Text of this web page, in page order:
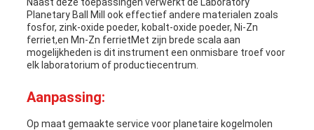
Planetary Ball Mill ook effectief andere materialen zoals
fosfor, zink-oxide poeder, kobalt-oxide poeder, Ni-Zn
ferriet,en Mn-Zn ferrietMet zijn brede scala aan
mogelijkheden is dit instrument een onmisbare troef voor
elk laboratorium of productiecentrum.
Aanpassing:
Op maat gemaakte service voor planetaire kogelmolen